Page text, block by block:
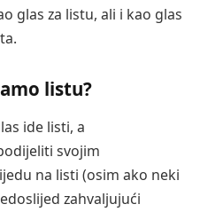
glas za listu, ali i kao glas
listu?
ide listi, a
svojim
na listi (osim ako neki
zahvaljujući